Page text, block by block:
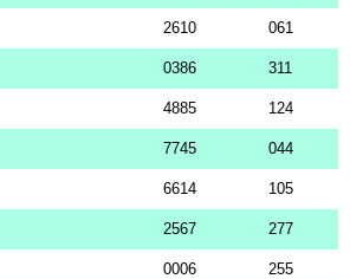
2610 061
0386 311
4885 124
7745 044
6614 105
2567 277
0006 255